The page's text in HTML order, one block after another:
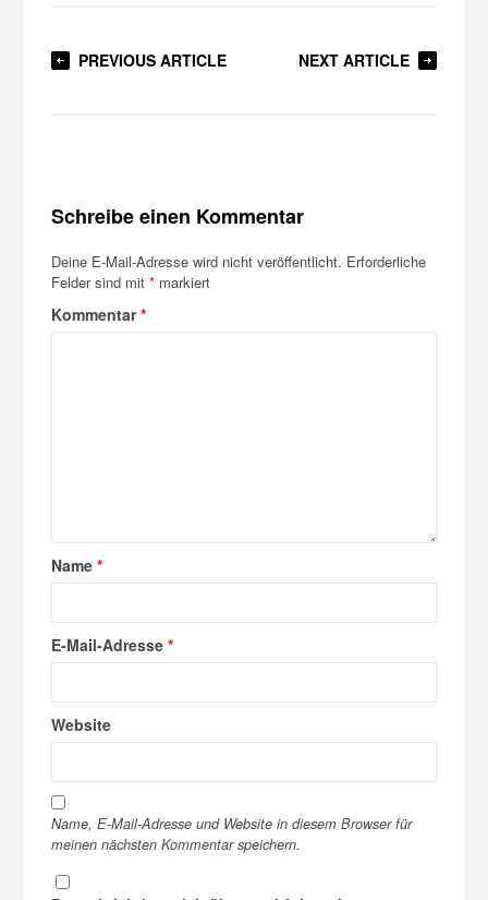
PREVIOUS ARTICLE NEXT ARTICLE
Schreibe einen Kommentar
Deine E-Mail-Adresse wird nicht veröffentlicht. Erforderliche
Felder sind mit* markiert
Kommentar*
Name*
E-Mail-Adresse*
Website
Name, E-Mail-Adresse und Website in diesem Browser für
meinen nächsten Kommentar speichern.